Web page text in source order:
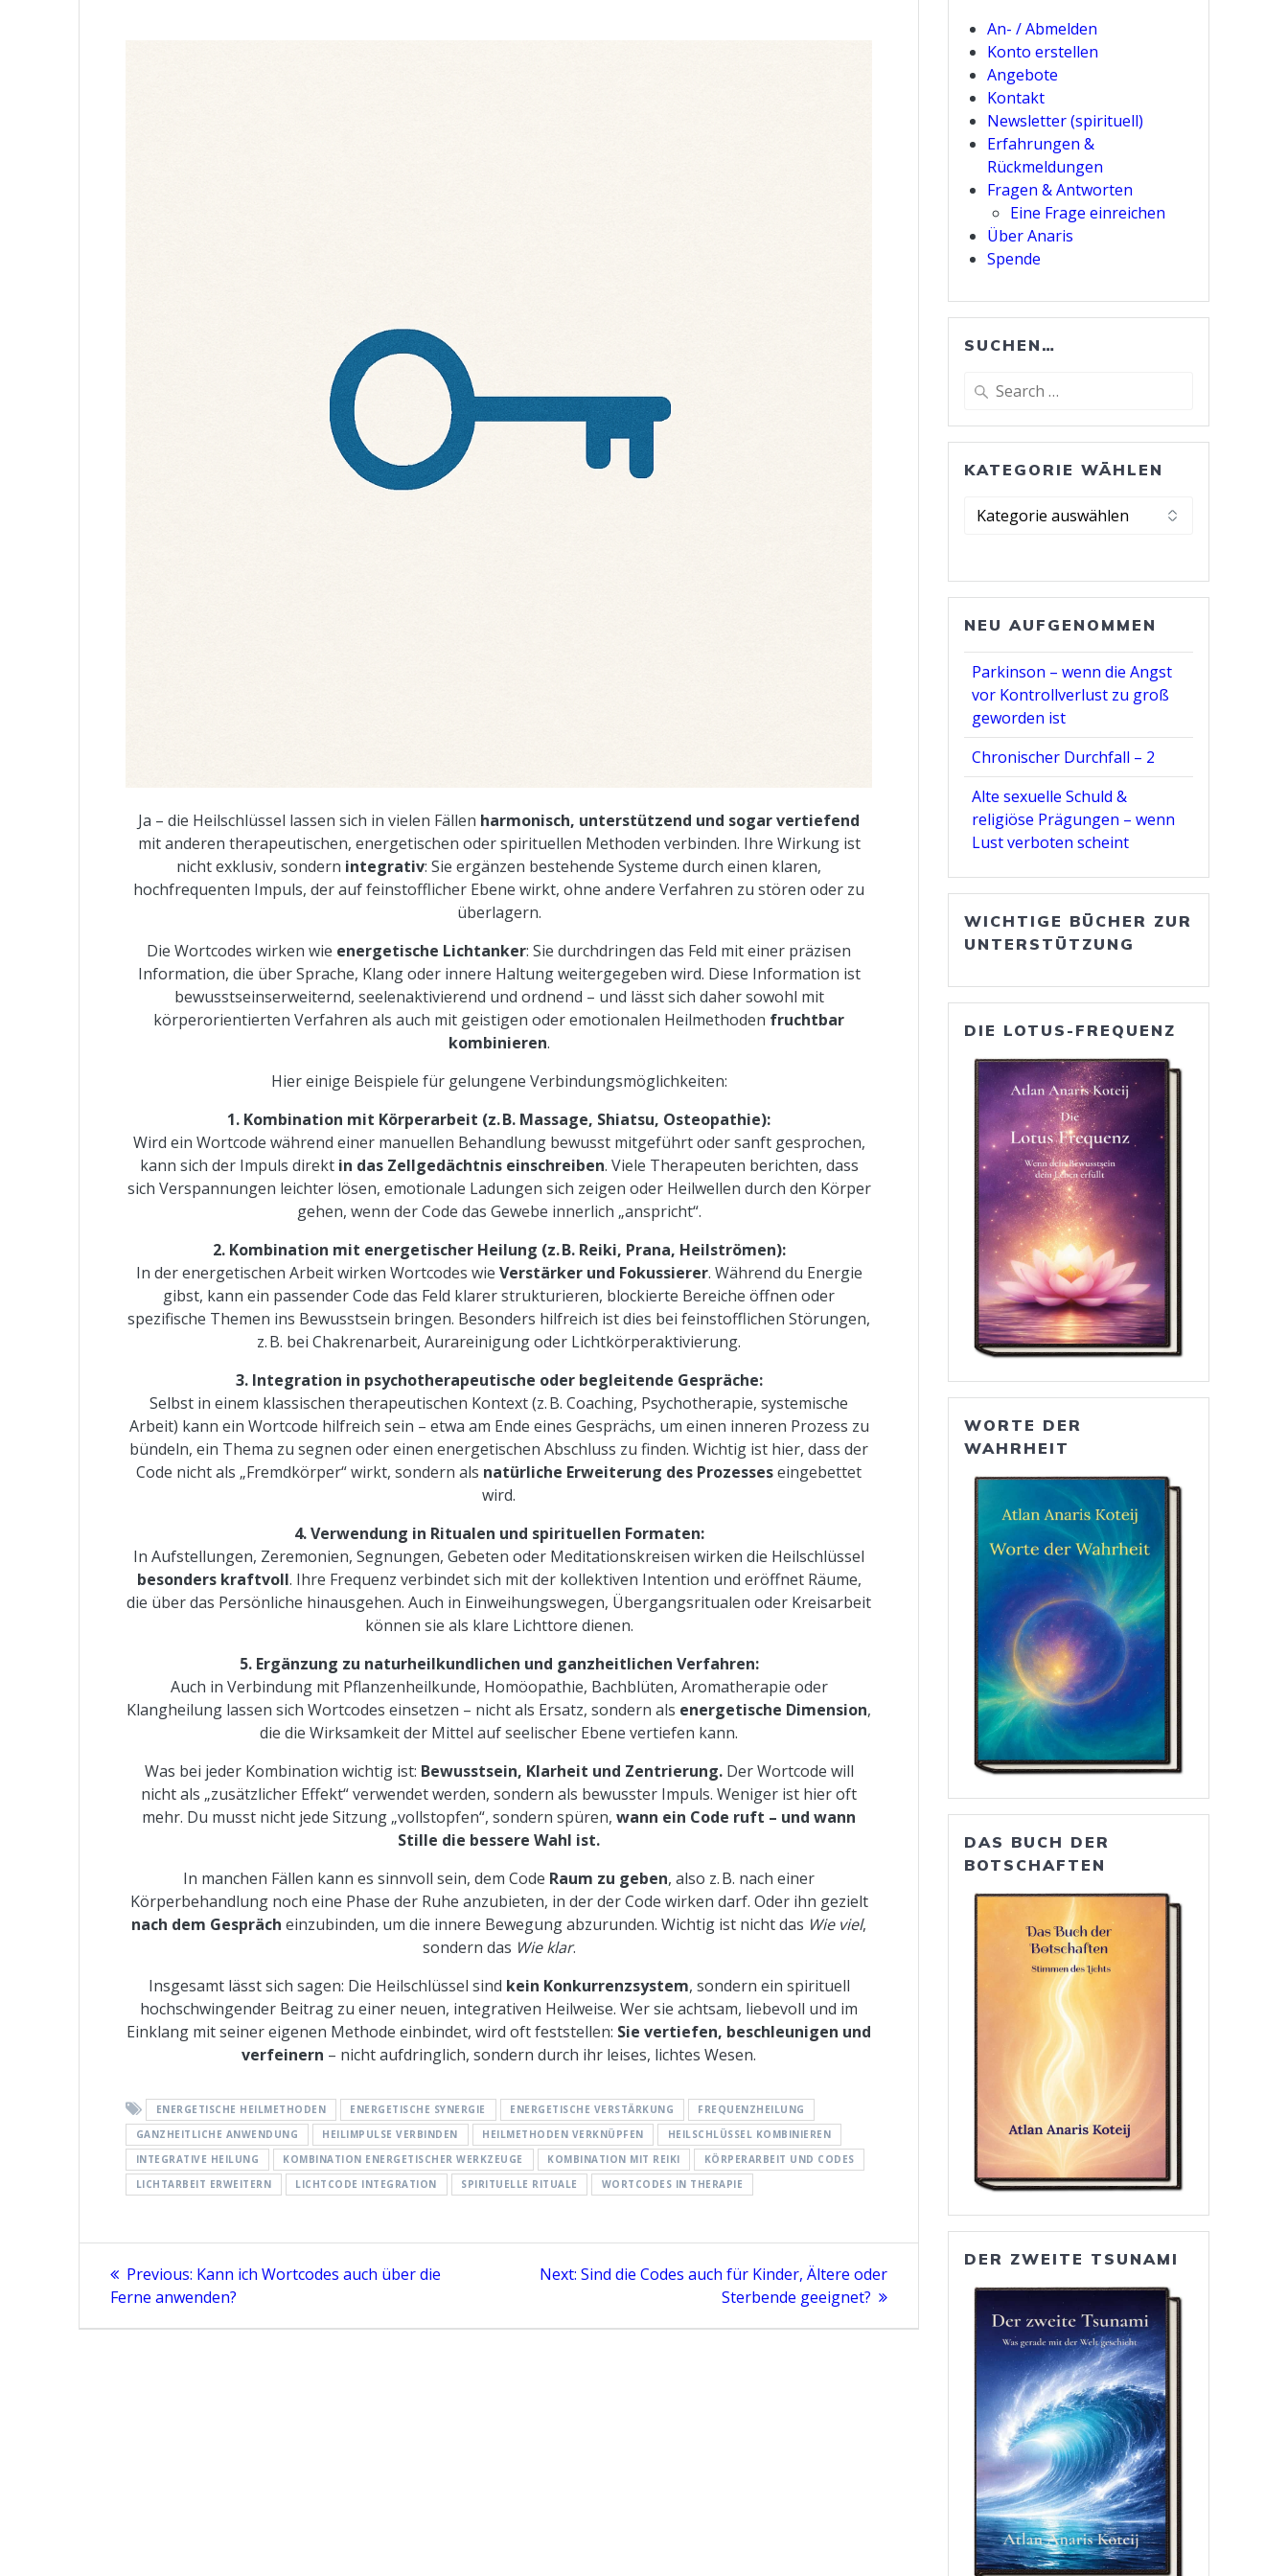
Ja – die Heilschlüssel lassen sich in vielen Fällen harmonisch, unterstützend und sogar vertiefend
mit anderen therapeutischen, energetischen oder spirituellen Methoden verbinden. Ihre Wirkung ist
nicht exklusiv, sondern integrativ: Sie ergänzen bestehende Systeme durch einen klaren,
hochfrequenten Impuls, der auf feinstofflicher Ebene wirkt, ohne andere Verfahren zu stören oder zu
überlagern.
Die Wortcodes wirken wie energetische Lichtanker: Sie durchdringen das Feld mit einer präzisen
Information, die über Sprache, Klang oder innere Haltung weitergegeben wird. Diese Information ist
bewusstseinserweiternd, seelenaktivierend und ordnend – und lässt sich daher sowohl mit
körperorientierten Verfahren als auch mit geistigen oder emotionalen Heilmethoden fruchtbar
kombinieren.
Hier einige Beispiele für gelungene Verbindungsmöglichkeiten:
1. Kombination mit Körperarbeit (z. B. Massage, Shiatsu, Osteopathie):
Wird ein Wortcode während einer manuellen Behandlung bewusst mitgeführt oder sanft gesprochen,
kann sich der Impuls direkt in das Zellgedächtnis einschreiben. Viele Therapeuten berichten, dass
sich Verspannungen leichter lösen, emotionale Ladungen sich zeigen oder Heilwellen durch den Körper
gehen, wenn der Code das Gewebe innerlich „anspricht“.
2. Kombination mit energetischer Heilung (z. B. Reiki, Prana, Heilströmen):
In der energetischen Arbeit wirken Wortcodes wie Verstärker und Fokussierer. Während du Energie
gibst, kann ein passender Code das Feld klarer strukturieren, blockierte Bereiche öffnen oder
spezifische Themen ins Bewusstsein bringen. Besonders hilfreich ist dies bei feinstofflichen Störungen,
z. B. bei Chakrenarbeit, Aurareinigung oder Lichtkörperaktivierung.
3. Integration in psychotherapeutische oder begleitende Gespräche:
Selbst in einem klassischen therapeutischen Kontext (z. B. Coaching, Psychotherapie, systemische
Arbeit) kann ein Wortcode hilfreich sein – etwa am Ende eines Gesprächs, um einen inneren Prozess zu
bündeln, ein Thema zu segnen oder einen energetischen Abschluss zu finden. Wichtig ist hier, dass der
Code nicht als „Fremdkörper“ wirkt, sondern als natürliche Erweiterung des Prozesseseingebettet
wird.
4. Verwendung in Ritualen und spirituellen Formaten:
In Aufstellungen, Zeremonien, Segnungen, Gebeten oder Meditationskreisen wirken die Heilschlüssel
besonders kraftvoll. Ihre Frequenz verbindet sich mit der kollektiven Intention und eröffnet Räume,
die über das Persönliche hinausgehen. Auch in Einweihungswegen, Übergangsritualen oder Kreisarbeit
können sie als klare Lichttore dienen.
5. Ergänzung zu naturheilkundlichen und ganzheitlichen Verfahren:
Auch in Verbindung mit Pflanzenheilkunde, Homöopathie, Bachblüten, Aromatherapie oder
Klangheilung lassen sich Wortcodes einsetzen – nicht als Ersatz, sondern als energetische Dimension,
die die Wirksamkeit der Mittel auf seelischer Ebene vertiefen kann.
Was bei jeder Kombination wichtig ist: Bewusstsein, Klarheit und Zentrierung.Der Wortcode will
nicht als „zusätzlicher Effekt“ verwendet werden, sondern als bewusster Impuls. Weniger ist hier oft
mehr. Du musst nicht jede Sitzung „vollstopfen“, sondern spüren,wann ein Code ruft – und wann
Stille die bessere Wahl ist.
In manchen Fällen kann es sinnvoll sein, dem Code Raum zu geben, also z. B. nach einer
Körperbehandlung noch eine Phase der Ruhe anzubieten, in der der Code wirken darf. Oder ihn gezielt
nach dem Gespräch einzubinden, um die innere Bewegung abzurunden. Wichtig ist nicht das Wie viel,
sondern das Wie klar.
Insgesamt lässt sich sagen: Die Heilschlüssel sind kein Konkurrenzsystem, sondern ein spirituell
hochschwingender Beitrag zu einer neuen, integrativen Heilweise. Wer sie achtsam, liebevoll und im
Einklang mit seiner eigenen Methode einbindet, wird oft feststellen: Sie vertiefen, beschleunigen und
verfeinern – nicht aufdringlich, sondern durch ihr leises, lichtes Wesen.
ENERGETISCHE HEILMETHODEN ENERGETISCHE SYNERGIE ENERGETISCHE VERSTÄRKUNG
FREQUENZHEILUNG
GANZHEITLICHE ANWENDUNG
HEILIMPULSE VERBINDEN HEILMETHODEN VERKNÜPFEN
HEILSCHLÜSSEL KOMBINIEREN
INTEGRATIVE HEILUNG
KOMBINATION ENERGETISCHER WERKZEUGE KOMBINATION MIT REIKI
KÖRPERARBEIT UND CODES
LICHTARBEIT ERWEITERN
LICHTCODE INTEGRATION SPIRITUELLE RITUALE WORTCODES IN THERAPIE
Beitragsnavigation
Previous: Previous
post:
Kann ich Wortcodes auch über die
Ferne anwenden?
Next: Next
Sind die Codes auch für Kinder, Ältere oder
Sterbende geeignet?
An- / Abmelden
Konto erstellen
Angebote
Kontakt
Newsletter (spirituell)
Erfahrungen &
Rückmeldungen
Fragen & Antworten
Eine Frage einreichen
Über Anaris
Spende
SUCHEN…
Search
KATEGORIE WÄHLEN
Kategorie
NEU AUFGENOMMEN
Parkinson – wenn die Angst
vor Kontrollverlust zu groß
geworden ist
Chronischer Durchfall – 2
Alte sexuelle Schuld &
religiöse Prägungen – wenn
Lust verboten scheint
WICHTIGE BÜCHER ZUR
UNTERSTÜTZUNG
DIE LOTUS-FREQUENZ
WORTE DER
WAHRHEIT
DAS BUCH DER
BOTSCHAFTEN
DER ZWEITE TSUNAMI